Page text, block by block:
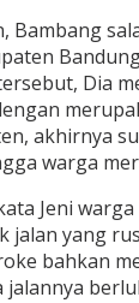
Bambang
Dia
akhirnya
warga
Jeni
jalan yang
bahkan
jalannya